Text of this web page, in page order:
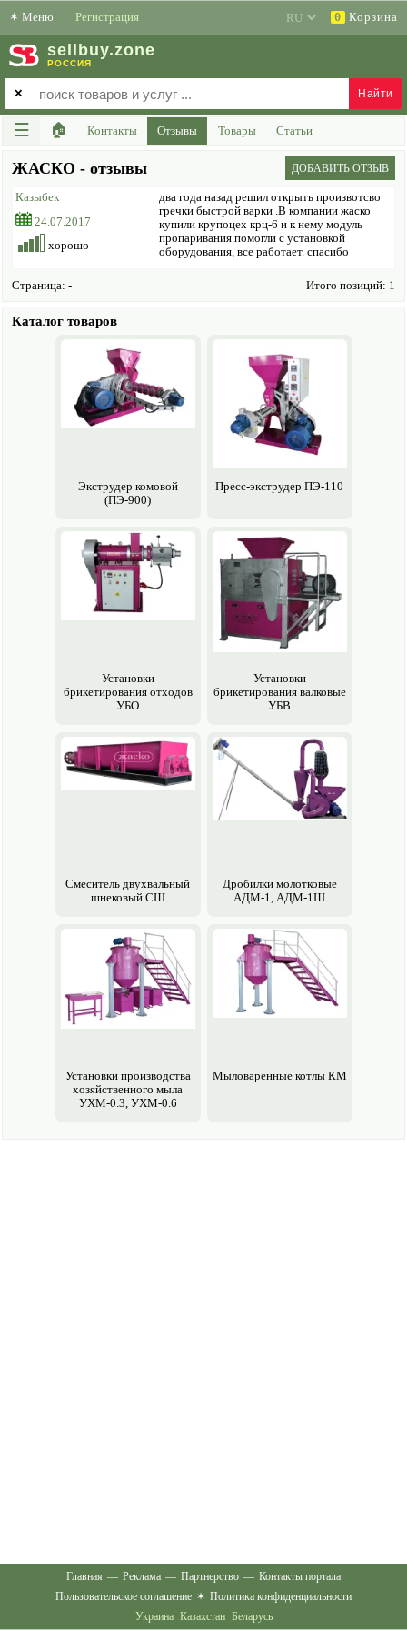
✶ Меню Регистрация 0 Корзина
sell buy.zone
РОССИЯ
✕
☰ 🏠 Контакты Отзывы Товары Статьи
ЖАСКО - отзывы ДОБАВИТЬ ОТЗЫВ
Казыбек
24.07.2017
хорошо
два года назад решил открыть произвотсво
гречки быстрой варки .В компании жаско
купили крупоцех крц-6 и к нему модуль
пропаривания.помогли с установкой
оборудования, все работает. спасибо
Страница: - Итого позиций: 1
Каталог товаров
Экструдер комовой
(ПЭ-900)
Пресс-экструдер ПЭ-110
Установки
брикетирования отходов
УБО
Установки
брикетирования валковые
УБВ
Смеситель двухвальный
шнековый СШ
Дробилки молотковые
АДМ-1, АДМ-1Ш
Установки производства
хозяйственного мыла
УХМ-0.3, УХМ-0.6
Мыловаренные котлы КМ
Главная — Реклама — Партнерство — Контакты портала
Пользовательское соглашение ✶ Политика конфиденциальности
Украина Казахстан Беларусь